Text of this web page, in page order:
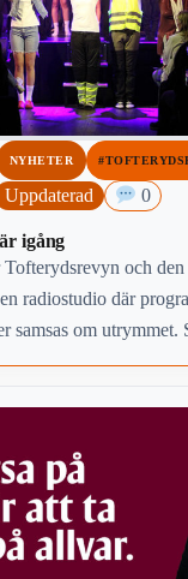
NYHETER
Uppdaterad 0
igång
och
radiostudio där
samsas om utrymmet.